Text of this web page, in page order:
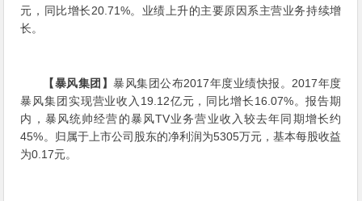
元，同比增长20.71%。业绩上升的主要原因系主营业务持续增
长。
【暴风集团】暴风集团公布2017年度业绩快报。2017年度
暴风集团实现营业收入19.12亿元，同比增长16.07%。报告期
内，暴风统帅经营的暴风TV业务营业收入较去年同期增长约
45%。归属于上市公司股东的净利润为5305万元，基本每股收益
为0.17元。